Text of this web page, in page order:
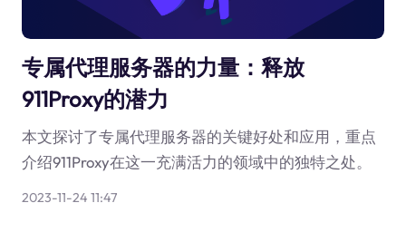
专属代理服务器的力量：释放
911Proxy的潜力
本文探讨了专属代理服务器的关键好处和应用，重点
介绍911Proxy在这一充满活力的领域中的独特之处。
2023-11-24 11:47